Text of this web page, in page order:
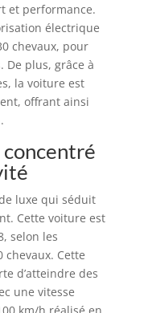
et performance.
électrique
chevaux, pour
De plus, grâce à
la voiture est
offrant ainsi
luxe qui séduit
Cette voiture est
selon les
chevaux. Cette
d’atteindre des
une vitesse
km/h réalisé en